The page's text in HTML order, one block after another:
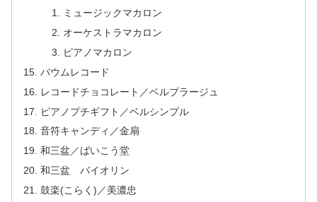
ミュージックマカロン
オーケストラマカロン
ピアノマカロン
バウムレコード
レコードチョコレート／ベルプラージュ
ピアノプチギフト／ベルシンプル
音符キャンディ／金扇
和三盆／ばいこう堂
和三盆 バイオリン
鼓楽(こらく)／美濃忠